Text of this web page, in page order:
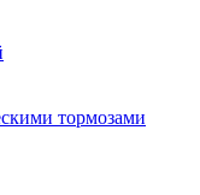
тормозами